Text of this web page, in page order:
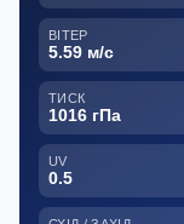
ВІТЕР
5.59 м/с
ТИСК
1016 гПа
UV
0.5